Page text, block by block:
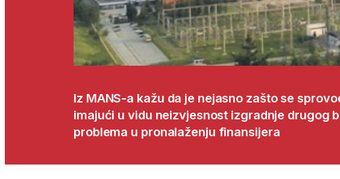
Iz MANS-a kažu da je nejasno zašto se
imajući u vidu neizvjesnost izgradnje drugog
problema u pronalaženju finansijera